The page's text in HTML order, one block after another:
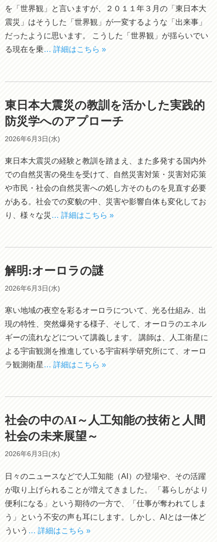
を「世界観」と言いますが、２０１１年３月の「東日本大
震災」はそうした「世界観」が一変するような「出来事」
だったように思います。 こうした「世界観」が揺らいでい
る現在を乗… 詳細はこちら »
東日本大震災の教訓を活かした実践的
防災学へのアプローチ
2026年6月3日(水)
東日本大震災の経験と教訓を踏まえ、また多発する国内外
での自然災害の発生を受けて、自然災害対策・災害対応策
や市民・社会の自然災害への処し方そのものを見直す必要
がある。社会での変貌の中、災害や影響自体も変化してお
り、様々な災 … 詳細はこちら »
解明:オーロラの謎
2026年6月3日(水)
寒い地域の夜空を彩るオーロラについて、光る仕組み、出
現の特性、突然爆発する様子、そして、オーロラのエネル
ギーの流れなどについて講義します。 講師は、人工衛星に
よる宇宙観測を推進している宇宙科学研究所にて、オーロ
ラ観測衛星 … 詳細はこちら »
社会の中のAI～人工知能の技術と人間
社会の未来展望～
2026年6月3日(水)
日々のニュースなどで人工知能（AI）の登場や、その活躍
が取り上げられることが増えてきました。 「暮らしがより
便利になる」という期待の一方で、「仕事が奪われてしま
う」という不安の声も耳にします。しかし、AIとは一体ど
ういう … 詳細はこちら »